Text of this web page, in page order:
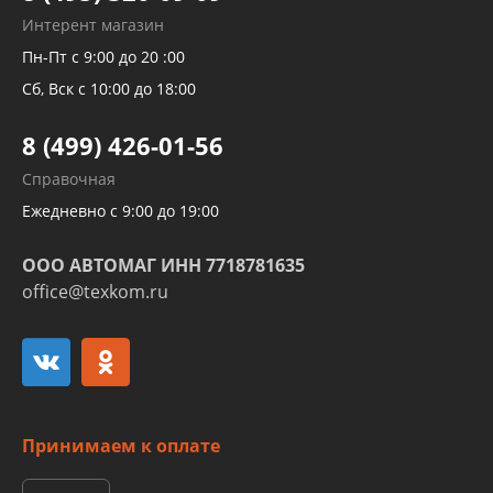
Рукавов гидроусилителей
Рукавов компрессоров и турбин
Трубок кондиционеров
Развертка пайка медных стальных
алюминиевых трубок и штуцеров
Интерент магазин
Пн-Пт с 9:00 до 20 :00
Сб, Вск с 10:00 до 18:00
8 (499) 426-01-56
Справочная
Ежедневно с 9:00 до 19:00
ООО АВТОМАГ ИНН 7718781635
office@texkom.ru
Принимаем к оплате